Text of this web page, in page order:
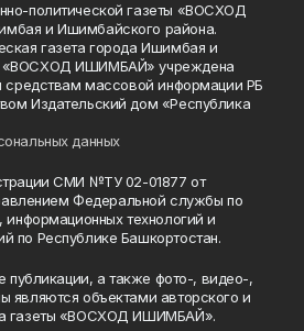
политической газеты «ВОСХОД
и Ишимбайского района.
газета города Ишимбая и
«ВОСХОД ИШИМБАЙ» учреждена
средствам массовой информации РБ
Издательский дом «Республика
данных
СМИ №ТУ 02-01877 от
Федеральной службы по
технологий и
по Республике Башкортостан.
публикации, а также фото-, видео-,
являются объектами авторского и
газеты «ВОСХОД ИШИМБАЙ».